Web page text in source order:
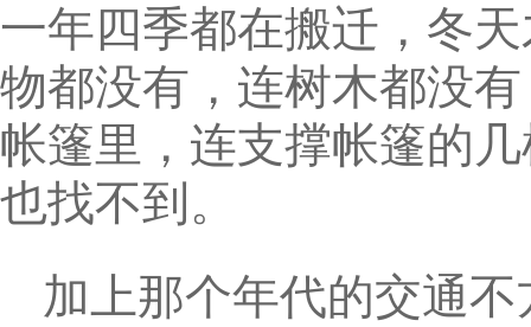
一年四季都在搬迁，冬
物都没有，连树木都没
帐篷里，连支撑帐篷的
也找不到。
加上那个年代的交通